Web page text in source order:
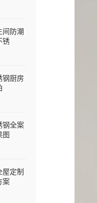
间防潮
锈
钢厨房
钢全案
图
定制
案